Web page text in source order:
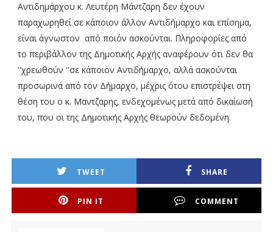
Αντιδημάρχου κ. Λευτέρη Μάντζαρη δεν έχουν
παραχωρηθεί σε κάποιον άλλον Αντιδήμαρχο και επίσημα,
είναι άγνωστον από ποιόν ασκούνται. Πληροφορίες από
το περιβάλλον της Δημοτικής Αρχής αναφέρουν ότι δεν θα
''χρεωθούν ''σε κάποιον Αντιδήμαρχο, αλλά ασκούνται
προσωρινά από τον Δήμαρχο, μέχρις ότου επιστρέψει στη
θέση του ο κ. Μαντζαρης, ενδεχομένως μετά από δικαίωσή
του, που οι της Δημοτικής Αρχής θεωρούν δεδομένη.
TWEET SHARE
PIN IT COMMENT